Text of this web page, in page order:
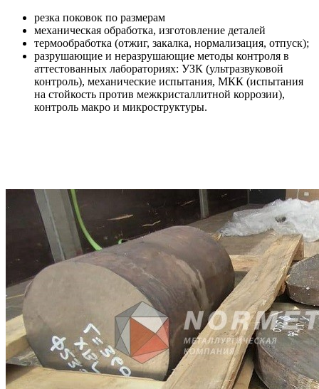
резка поковок по размерам
механическая обработка, изготовление деталей
термообработка (отжиг, закалка, нормализация, отпуск);
разрушающие и неразрушающие методы контроля в
аттестованных лабораториях: УЗК (ультразвуковой
контроль), механические испытания, МКК (испытания
на стойкость против межкристаллитной коррозии),
контроль макро и микроструктуры.